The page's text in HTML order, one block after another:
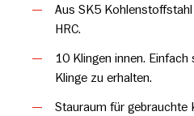
Aus SK5
HRC.
10 Klingen innen.
Klinge zu erhalten.
Stauraum für gebrauchte